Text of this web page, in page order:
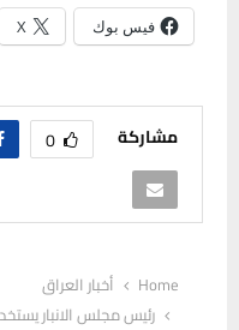
فيس بوك X
مشاركة 0
Home
أخبار العراق
رئيس مجلس الانبار